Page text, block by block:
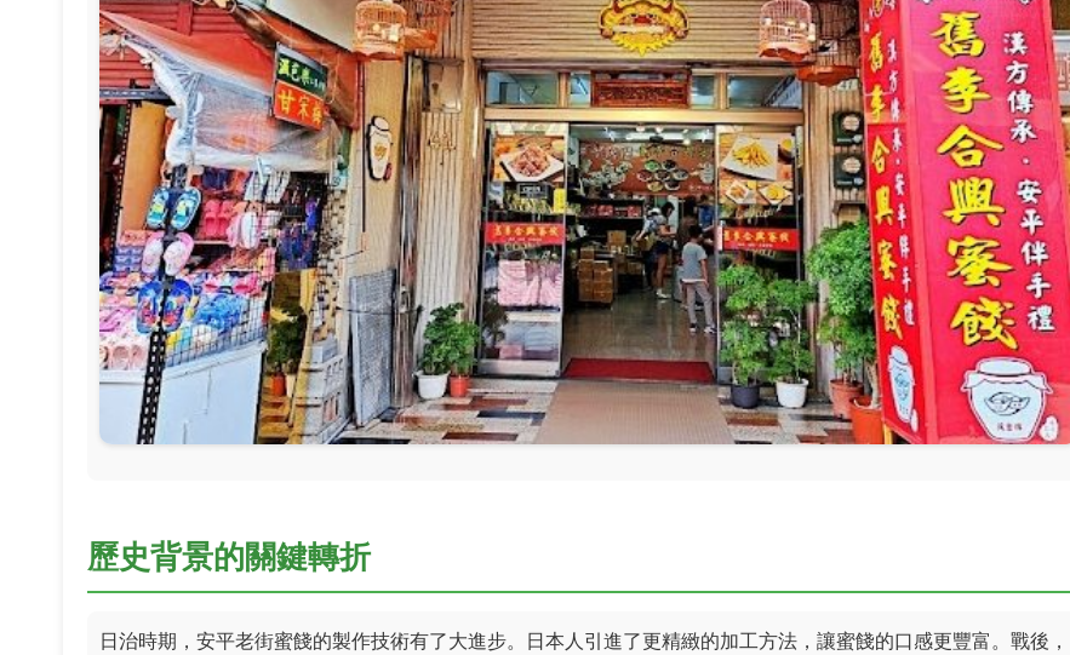
歷史背景的關鍵轉折
日治時期，安平老街蜜餞的製作技術有了大進步。日本人引進了更精緻的加工方法，讓蜜餞的口感更豐富。戰後，